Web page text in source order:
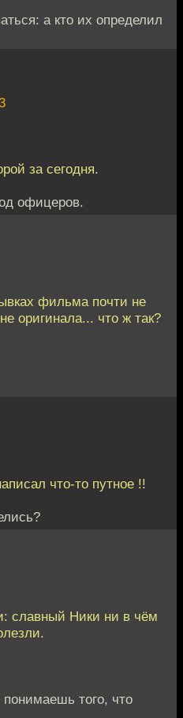
а кто их определил
за сегодня.
офицеров.
фильма почти не
оригинала... что ж так?
что-то путное !!
славный Ники ни в чём
того, что